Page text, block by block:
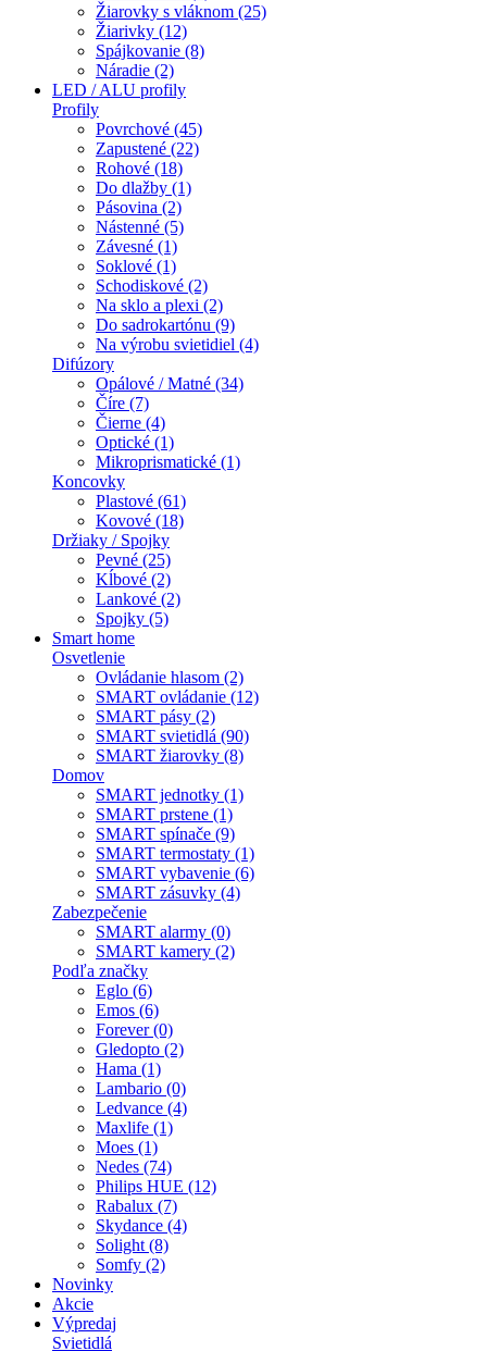
Žiarovky s vláknom (25)
Žiarivky (12)
Spájkovanie (8)
Náradie (2)
LED / ALU profily
Profily
Povrchové (45)
Zapustené (22)
Rohové (18)
Do dlažby (1)
Pásovina (2)
Nástenné (5)
Závesné (1)
Soklové (1)
Schodiskové (2)
Na sklo a plexi (2)
Do sadrokartónu (9)
Na výrobu svietidiel (4)
Difúzory
Opálové / Matné (34)
Číre (7)
Čierne (4)
Optické (1)
Mikroprismatické (1)
Koncovky
Plastové (61)
Kovové (18)
Držiaky / Spojky
Pevné (25)
Kĺbové (2)
Lankové (2)
Spojky (5)
Smart home
Osvetlenie
Ovládanie hlasom (2)
SMART ovládanie (12)
SMART pásy (2)
SMART svietidlá (90)
SMART žiarovky (8)
Domov
SMART jednotky (1)
SMART prstene (1)
SMART spínače (9)
SMART termostaty (1)
SMART vybavenie (6)
SMART zásuvky (4)
Zabezpečenie
SMART alarmy (0)
SMART kamery (2)
Podľa značky
Eglo (6)
Emos (6)
Forever (0)
Gledopto (2)
Hama (1)
Lambario (0)
Ledvance (4)
Maxlife (1)
Moes (1)
Nedes (74)
Philips HUE (12)
Rabalux (7)
Skydance (4)
Solight (8)
Somfy (2)
Novinky
Akcie
Výpredaj
Svietidlá